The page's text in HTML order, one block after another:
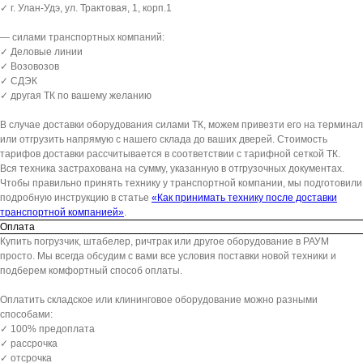
✓ г. Улан-Удэ, ул. Трактовая, 1, корп.1
— силами транспортных компаний:
✓ Деловые линии
✓ Возовозов
✓ СДЭК
✓ другая ТК по вашему желанию
В случае доставки оборудования силами ТК, можем привезти его на терминал
или отгрузить напрямую с нашего склада до ваших дверей. Стоимость
тарифов доставки рассчитывается в соответствии с тарифной сеткой ТК.
Вся техника застрахована на сумму, указанную в отгрузочных документах.
Чтобы правильно принять технику у транспортной компании, мы подготовили
подробную инструкцию в статье «Как принимать технику после доставки
транспортной компанией».
Оплата
Купить погрузчик, штабелер, ричтрак или другое оборудование в РАУМ
просто. Мы всегда обсудим с вами все условия поставки новой техники и
подберем комфортный способ оплаты.
Оплатить складское или клининговое оборудование можно разными
способами:
✓ 100% предоплата
✓ рассрочка
✓ отсрочка